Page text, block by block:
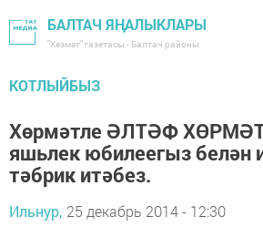
БАЛТАЧ ЯҢАЛЫКЛАРЫ
"Хезмәт" газетасы - Балтач районы
КОТЛЫЙБЫЗ
Хөрмәтле ӘЛТӘФ
яшьлек юбилеегыз белән
тәбрик итәбез.
Ильнур, 25 декабрь 2014 - 12:30